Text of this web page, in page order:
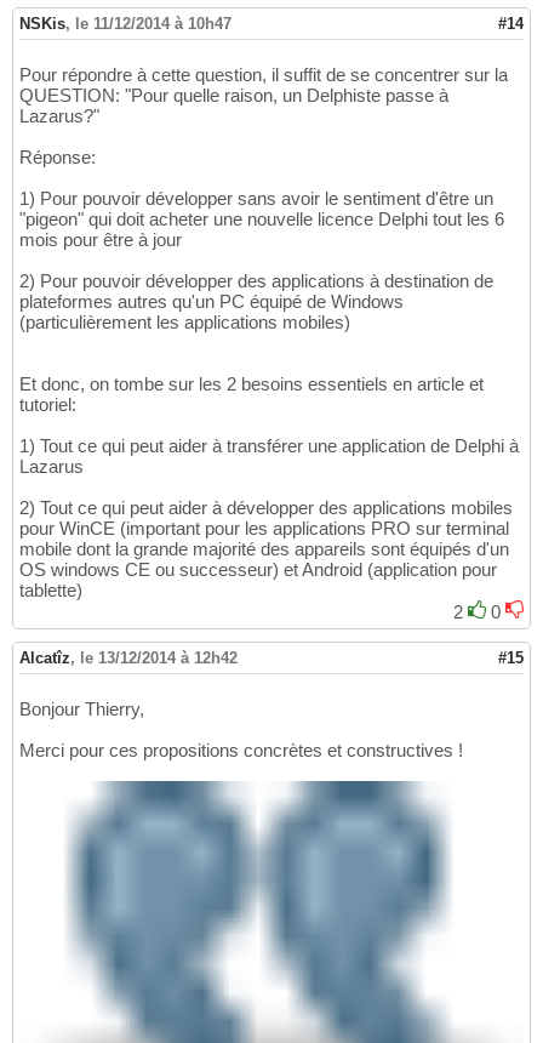
NSKis, le 11/12/2014 à 10h47 #14
Pour répondre à cette question, il suffit de se concentrer sur la
QUESTION: "Pour quelle raison, un Delphiste passe à
Lazarus?"
Réponse:
1) Pour pouvoir développer sans avoir le sentiment d'être un
"pigeon" qui doit acheter une nouvelle licence Delphi tout les 6
mois pour être à jour
2) Pour pouvoir développer des applications à destination de
plateformes autres qu'un PC équipé de Windows
(particulièrement les applications mobiles)
Et donc, on tombe sur les 2 besoins essentiels en article et
tutoriel:
1) Tout ce qui peut aider à transférer une application de Delphi à
Lazarus
2) Tout ce qui peut aider à développer des applications mobiles
pour WinCE (important pour les applications PRO sur terminal
mobile dont la grande majorité des appareils sont équipés d'un
OS windows CE ou successeur) et Android (application pour
tablette)
2
0
Alcatîz, le 13/12/2014 à 12h42 #15
Bonjour Thierry,
Merci pour ces propositions concrètes et constructives !